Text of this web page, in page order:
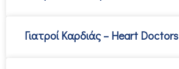
Γιατροί Καρδιάς – Heart Doctors